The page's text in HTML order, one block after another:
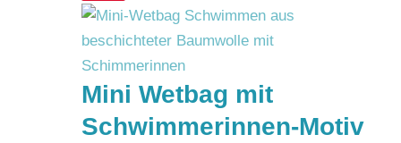
Mini Wetbag mit
Schwimmerinnen-Motiv